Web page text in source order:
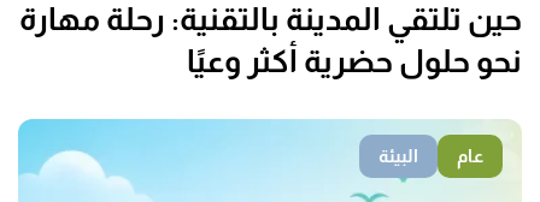
حين تلتقي المدينة بالتقنية: رحلة مهارة
نحو حلول حضرية أكثر وعيًا
عام البيئة